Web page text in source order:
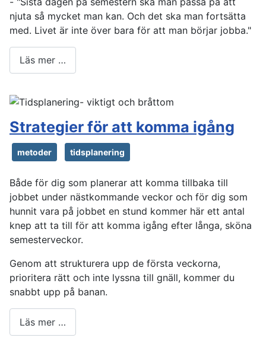
njuta så mycket man kan. Och det ska man fortsätta
med. Livet är inte över bara för att man börjar jobba."
Läs mer …
Strategier för att komma igång
metoder tidsplanering
Både för dig som planerar att komma tillbaka till
jobbet under nästkommande veckor och för dig som
hunnit vara på jobbet en stund kommer här ett antal
knep att ta till för att komma igång efter långa, sköna
semesterveckor.
Genom att strukturera upp de första veckorna,
prioritera rätt och inte lyssna till gnäll, kommer du
snabbt upp på banan.
Läs mer …